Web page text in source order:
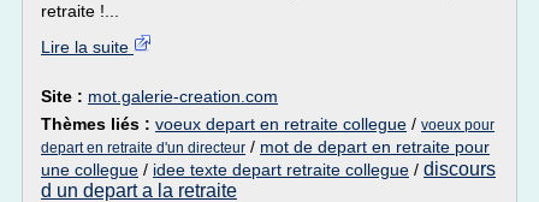
retraite !...
Lire la suite
Site : mot.galerie-creation.com
Thèmes liés : voeux depart en retraite collegue / voeux pour
depart en retraite d'un directeur / mot de depart en retraite pour
une collegue / idee texte depart retraite collegue / discours
d un depart a la retraite